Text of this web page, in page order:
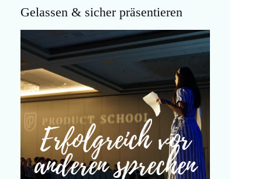
Gelassen & sicher präsentieren